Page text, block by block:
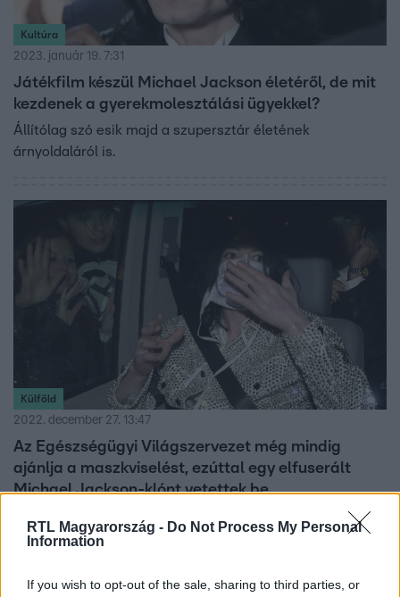
RTL Magyarország - Do Not Process My Personal
Information
If you wish to opt-out of the sale, sharing to third parties, or
Kultúra
2023. január 19. 7:31
Játékfilm készül Michael Jackson életéről, de mit
kezdenek a gyerekmolesztálási ügyekkel?
Állítólag szó esik majd a szupersztár életének
árnyoldaláról is.
Külföld
2022. december 27. 13:47
Az Egészségügyi Világszervezet még mindig
ajánlja a maszkviselést, ezúttal egy elfuserált
Michael Jackson-klónt vetettek be
2:26